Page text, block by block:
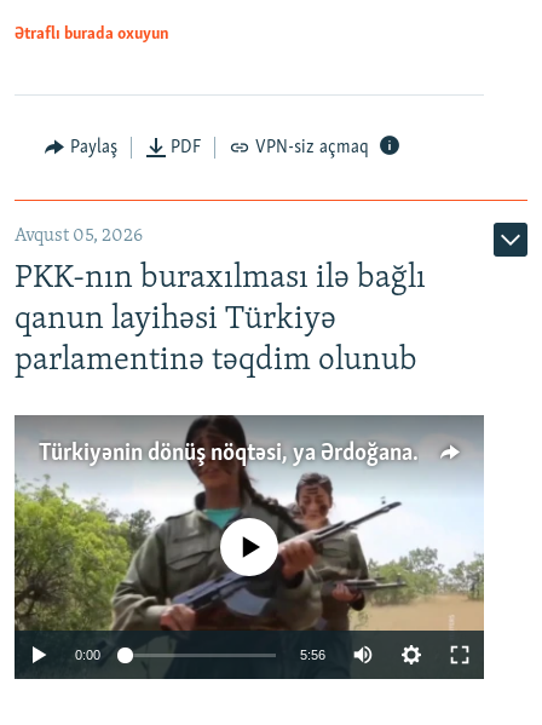
Ətraflı burada oxuyun
Paylaş PDF VPN-siz açmaq
Avqust 05, 2026
PKK-nın buraxılması ilə bağlı
qanun layihəsi Türkiyə
parlamentinə təqdim olunub
Türkiyənin dönüş nöqtəsi, ya Ərdoğana üçüncü şans: PKK ilə qəfil barışıq nə deməkdir?
No media source currently available
0:00 5:56